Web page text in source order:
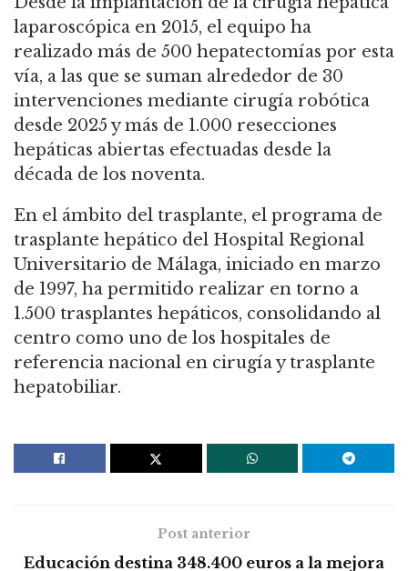
laparoscópica en 2015, el equipo ha
realizado más de 500 hepatectomías por esta
vía, a las que se suman alrededor de 30
intervenciones mediante cirugía robótica
desde 2025 y más de 1.000 resecciones
hepáticas abiertas efectuadas desde la
década de los noventa.
En el ámbito del trasplante, el programa de
trasplante hepático del Hospital Regional
Universitario de Málaga, iniciado en marzo
de 1997, ha permitido realizar en torno a
1.500 trasplantes hepáticos, consolidando al
centro como uno de los hospitales de
referencia nacional en cirugía y trasplante
hepatobiliar.
Post anterior
Educación destina 348.400 euros a la mejora